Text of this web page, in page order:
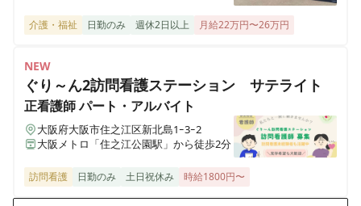
介護・福祉 日勤のみ 週休2日以上 月給22万円〜26万円
NEW
ぐり～ん2訪問看護ステーション サテライト
正看護師パート・アルバイト
大阪府大阪市住之江区新北島1ｰ3ｰ2
大阪メトロ「住之江公園駅」から徒歩2分
訪問看護 日勤のみ 土日祝休み 時給1800円〜